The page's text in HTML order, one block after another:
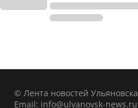
© Лента новостей Ульяновска
Email: info@ulyanovsk-news.ru